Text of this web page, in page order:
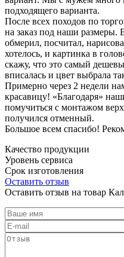
подходящего варианта.
После всех походов по
на заказ под наши размеры.
обмерил, посчитал,
хотелось, и картинка в
скажу, что это самый
вписалась и цвет выбрала
Примерно через 2 недели
красавицу! «Благодаря»
помучиться с монтажом
получился отменный.
Большое всем спасибо!
Качество продукции
Уровень сервиса
Срок изготовления
Оставить отзыв
Оставить отзыв на товар